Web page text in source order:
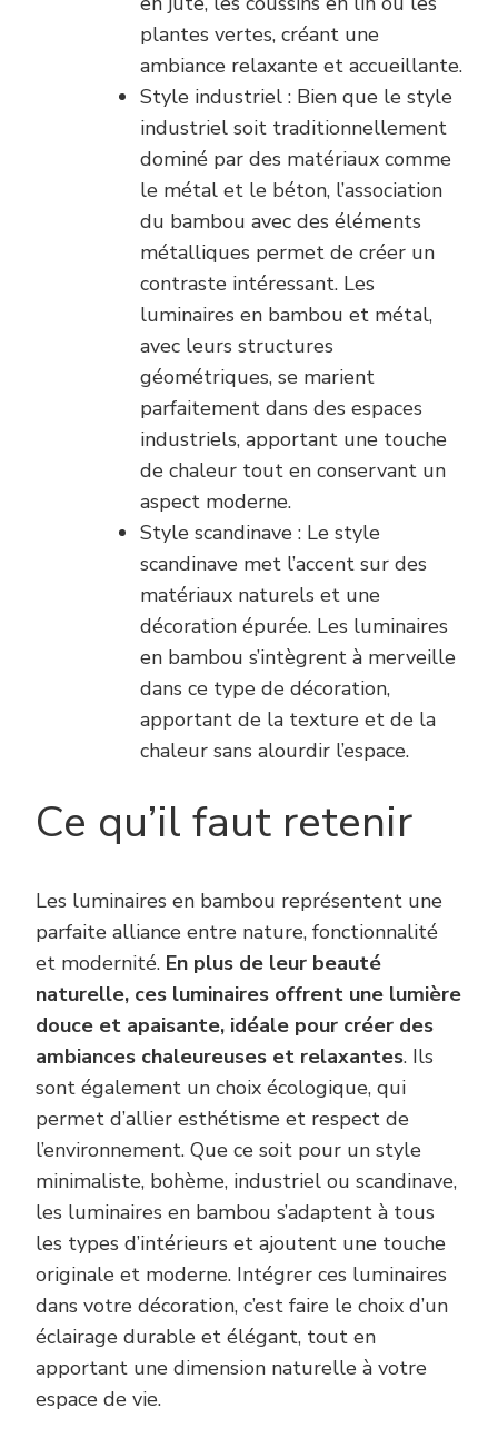
plantes vertes, créant une
ambiance relaxante et accueillante.
Style industriel : Bien que le style
industriel soit traditionnellement
dominé par des matériaux comme
le métal et le béton, l’association
du bambou avec des éléments
métalliques permet de créer un
contraste intéressant. Les
luminaires en bambou et métal,
avec leurs structures
géométriques, se marient
parfaitement dans des espaces
industriels, apportant une touche
de chaleur tout en conservant un
aspect moderne.
Style scandinave : Le style
scandinave met l’accent sur des
matériaux naturels et une
décoration épurée. Les luminaires
en bambou s’intègrent à merveille
dans ce type de décoration,
apportant de la texture et de la
chaleur sans alourdir l’espace.
Ce qu’il faut retenir
Les luminaires en bambou représentent une
parfaite alliance entre nature, fonctionnalité
et modernité. En plus de leur beauté
naturelle, ces luminaires offrent une lumière
douce et apaisante, idéale pour créer des
ambiances chaleureuses et relaxantes. Ils
sont également un choix écologique, qui
permet d’allier esthétisme et respect de
l’environnement. Que ce soit pour un style
minimaliste, bohème, industriel ou scandinave,
les luminaires en bambou s’adaptent à tous
les types d’intérieurs et ajoutent une touche
originale et moderne. Intégrer ces luminaires
dans votre décoration, c’est faire le choix d’un
éclairage durable et élégant, tout en
apportant une dimension naturelle à votre
espace de vie.